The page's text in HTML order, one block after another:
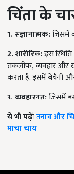
चिंता के
1.संज्ञानात्मक:जिसमें
2.शारीरिक:इस
तकलीफ,व्यवहार
करता है. इसमें बेचैनी
3.व्यवहारगत:जिसमें
ये भी पढ़ेंःतनाव और
माचा चाय